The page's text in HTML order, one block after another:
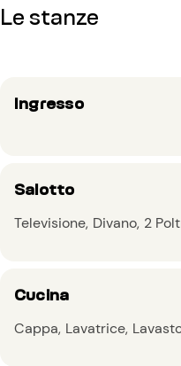
Le stanze
Ingresso
Salotto
Televisione Divano 2
Cucina
Cappa Lavatrice